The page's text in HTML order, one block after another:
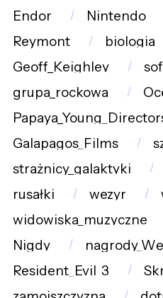
Endor
Nintendo
Reymont
biologia
Geoff_Keighley
grupa_rockowa
Galapagos_Films
strażnicy_galaktyki
rusałki
wezyr
widowiska_muzyczne
Nigdy
Resident_Evil_3